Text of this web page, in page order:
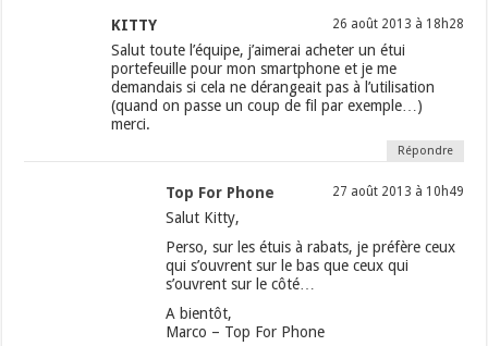
KITTY 26 août 2013 à 18h28
Salut toute l’équipe, j’aimerai acheter un étui
portefeuille pour mon smartphone et je me
demandais si cela ne dérangeait pas à l’utilisation
(quand on passe un coup de fil par exemple…)
merci.
Répondre
Top For Phone 27 août 2013 à 10h49
Salut Kitty,
Perso, sur les étuis à rabats, je préfère ceux
qui s’ouvrent sur le bas que ceux qui
s’ouvrent sur le côté…
A bientôt,
Marco – Top For Phone